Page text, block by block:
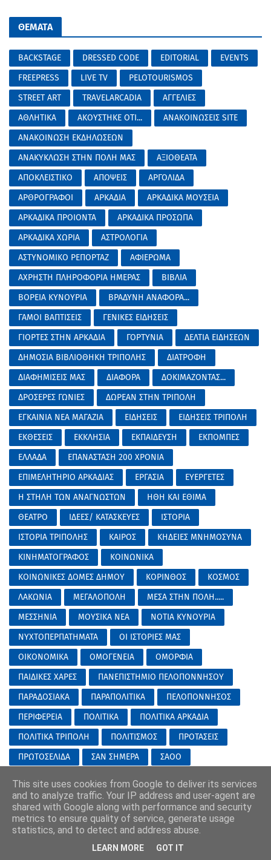
ΘΕΜΑΤΑ
BACKSTAGE DRESSED CODE EDITORIAL
EVENTS
FREEPRESS
LIVE TV
PELOTOURISMOS
STREET ART
TRAVELARCADIA
ΑΓΓΕΛΙΕΣ
ΑΘΛΗΤΙΚΑ
ΑΚΟΥΣΤΗΚΕ ΟΤΙ...
ΑΝΑΚΟΙΝΩΣΕΙΣ SITE
ΑΝΑΚΟΙΝΩΣΗ ΕΚΔΗΛΩΣΕΩΝ
ΑΝΑΚΥΚΛΩΣΗ ΣΤΗΝ ΠΟΛΗ ΜΑΣ
ΑΞΙΟΘΕΑΤΑ
ΑΠΟΚΛΕΙΣΤΙΚΟ
ΑΠΟΨΕΙΣ
ΑΡΓΟΛΙΔΑ
ΑΡΘΡΟΓΡΑΦΟΙ
ΑΡΚΑΔΙΑ
ΑΡΚΑΔΙΚΑ ΜΟΥΣΕΙΑ
ΑΡΚΑΔΙΚΑ ΠΡΟΙΟΝΤΑ
ΑΡΚΑΔΙΚΑ ΠΡΟΣΩΠΑ
ΑΡΚΑΔΙΚΑ ΧΩΡΙΑ
ΑΣΤΡΟΛΟΓΙΑ
ΑΣΤΥΝΟΜΙΚΟ ΡΕΠΟΡΤΑΖ
ΑΦΙΕΡΩΜΑ
ΑΧΡΗΣΤΗ ΠΛΗΡΟΦΟΡΙΑ ΗΜΕΡΑΣ
ΒΙΒΛΙΑ
ΒΟΡΕΙΑ ΚΥΝΟΥΡΙΑ
ΒΡΑΔΥΝΗ ΑΝΑΦΟΡΑ...
ΓΑΜΟΙ ΒΑΠΤΙΣΕΙΣ
ΓΕΝΙΚΕΣ ΕΙΔΗΣΕΙΣ
ΓΙΟΡΤΕΣ ΣΤΗΝ ΑΡΚΑΔΙΑ
ΓΟΡΤΥΝΙΑ
ΔΕΛΤΙΑ ΕΙΔΗΣΕΩΝ
ΔΗΜΟΣΙΑ ΒΙΒΛΙΟΘΗΚΗ ΤΡΙΠΟΛΗΣ
ΔΙΑΤΡΟΦΗ
ΔΙΑΦΗΜΙΣΕΙΣ ΜΑΣ
ΔΙΑΦΟΡΑ
ΔΟΚΙΜΑΖΟΝΤΑΣ...
ΔΡΟΣΕΡΕΣ ΓΩΝΙΕΣ
ΔΩΡΕΑΝ ΣΤΗΝ ΤΡΙΠΟΛΗ
ΕΓΚΑΙΝΙΑ ΝΕΑ ΜΑΓΑΖΙΑ
ΕΙΔΗΣΕΙΣ
ΕΙΔΗΣΕΙΣ ΤΡΙΠΟΛΗ
ΕΚΘΕΣΕΙΣ
ΕΚΚΛΗΣΙΑ ΕΚΠΑΙΔΕΥΣΗ
ΕΚΠΟΜΠΕΣ
ΕΛΛΑΔΑ
ΕΠΑΝΑΣΤΑΣΗ 200 ΧΡΟΝΙΑ
ΕΠΙΜΕΛΗΤΗΡΙΟ ΑΡΚΑΔΙΑΣ
ΕΡΓΑΣΙΑ
ΕΥΕΡΓΕΤΕΣ
Η ΣΤΗΛΗ ΤΩΝ ΑΝΑΓΝΩΣΤΩΝ
ΗΘΗ ΚΑΙ ΕΘΙΜΑ
ΘΕΑΤΡΟ
ΙΔΕΕΣ/ ΚΑΤΑΣΚΕΥΕΣ
ΙΣΤΟΡΙΑ
ΙΣΤΟΡΙΑ ΤΡΙΠΟΛΗΣ
ΚΑΙΡΟΣ
ΚΗΔΕΙΕΣ ΜΝΗΜΟΣΥΝΑ
ΚΙΝΗΜΑΤΟΓΡΑΦΟΣ
ΚΟΙΝΩΝΙΚΑ
ΚΟΙΝΩΝΙΚΕΣ ΔΟΜΕΣ ΔΗΜΟΥ
ΚΟΡΙΝΘΟΣ
ΚΟΣΜΟΣ
ΛΑΚΩΝΙΑ
ΜΕΓΑΛΟΠΟΛΗ
ΜΕΣΑ ΣΤΗΝ ΠΟΛΗ.....
ΜΕΣΣΗΝΙΑ
ΜΟΥΣΙΚΑ ΝΕΑ
ΝΟΤΙΑ ΚΥΝΟΥΡΙΑ
ΝΥΧΤΟΠΕΡΠΑΤΗΜΑΤΑ
ΟΙ ΙΣΤΟΡΙΕΣ ΜΑΣ
ΟΙΚΟΝΟΜΙΚΑ
ΟΜΟΓΕΝΕΙΑ
ΟΜΟΡΦΙΑ
ΠΑΙΔΙΚΕΣ ΧΑΡΕΣ
ΠΑΝΕΠΙΣΤΗΜΙΟ ΠΕΛΟΠΟΝΝΗΣΟΥ
ΠΑΡΑΔΟΣΙΑΚΑ
ΠΑΡΑΠΟΛΙΤΙΚΑ
ΠΕΛΟΠΟΝΝΗΣΟΣ
ΠΕΡΙΦΕΡΕΙΑ
ΠΟΛΙΤΙΚΑ
ΠΟΛΙΤΙΚΑ ΑΡΚΑΔΙΑ
ΠΟΛΙΤΙΚΑ ΤΡΙΠΟΛΗ
ΠΟΛΙΤΙΣΜΟΣ
ΠΡΟΤΑΣΕΙΣ
ΠΡΩΤΟΣΕΛΙΔΑ
ΣΑΝ ΣΗΜΕΡΑ
ΣΑΟΟ
ΣΥΝΕΝΤΕΥΞΕΙΣ
ΣΥΝΤΑΓΕΣ
ΤΑ ΝΕΑ ΤΟΥ ΕΟΣ
ΤΑΞΙΔΙΑ-ΕΚΔΡΟΜΕΣ
ΤΕΧΝΕΣ
ΤΕΧΝΟΛΟΓΙΑ
ΤΗΛΕΟΡΑΣΗ
ΤΙ ΑΞΙΖΕΙ
ΤΟ SITE/BLOG ΤΟΥ ΜΗΝΑ
This site uses cookies from Google to deliver its services
and to analyze traffic. Your IP address and user-agent are
shared with Google along with performance and security
metrics to ensure quality of service, generate usage
statistics, and to detect and address abuse.
LEARN MORE GOT IT